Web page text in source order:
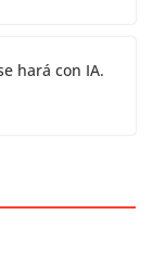
hará con IA.